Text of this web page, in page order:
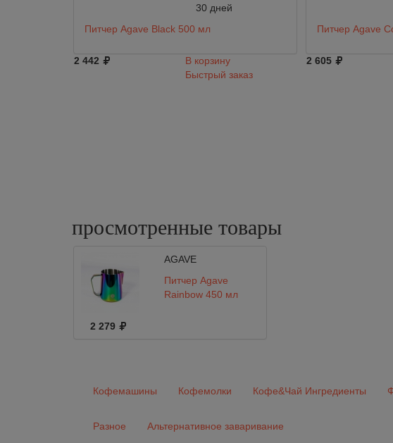
30 дней
Питчер Agave Black 500 мл
2 442
В корзину
Быстрый заказ
Питчер Agave
2 605
просмотренные товары
AGAVE
Питчер Agave
Rainbow 450 мл
2 279
Кофемашины Кофемолки Кофе&Чай Ингредиенты
Разное Альтернативное заваривание